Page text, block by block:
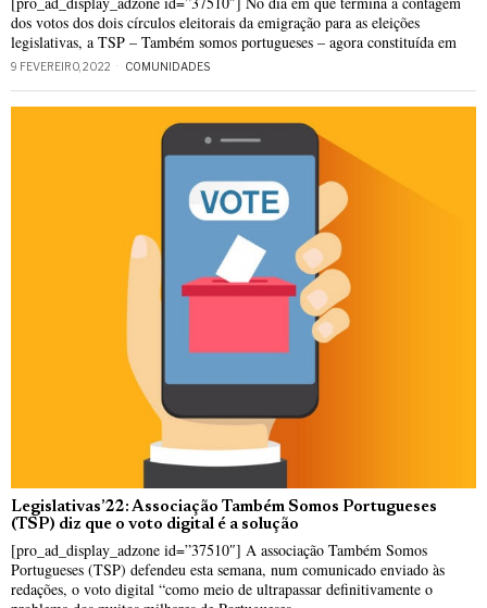
dos votos dos dois círculos eleitorais da emigração para as eleições
legislativas, a TSP – Também somos portugueses – agora constituída em
9 FEVEREIRO, 2022 COMUNIDADES
Legislativas’22: Associação Também Somos Portugueses
(TSP) diz que o voto digital é a solução
[pro_ad_display_adzone id=”37510″] A associação Também Somos
Portugueses (TSP) defendeu esta semana, num comunicado enviado às
redações, o voto digital “como meio de ultrapassar definitivamente o